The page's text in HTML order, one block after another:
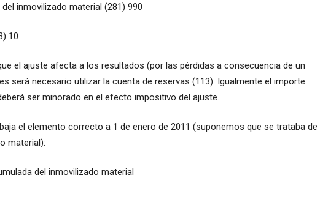
inmovilizado material (281) 990
10
el ajuste afecta a los resultados (por las pérdidas a consecuencia de un
será necesario utilizar la cuenta de reservas (113). Igualmente el importe
ser minorado en el efecto impositivo del ajuste.
el elemento correcto a 1 de enero de 2011 (suponemos que se trataba de
material):
del inmovilizado material